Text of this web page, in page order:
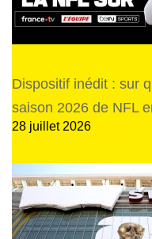
Dispositif inédit : sur
saison 2026 de NFL
28 juillet 2026